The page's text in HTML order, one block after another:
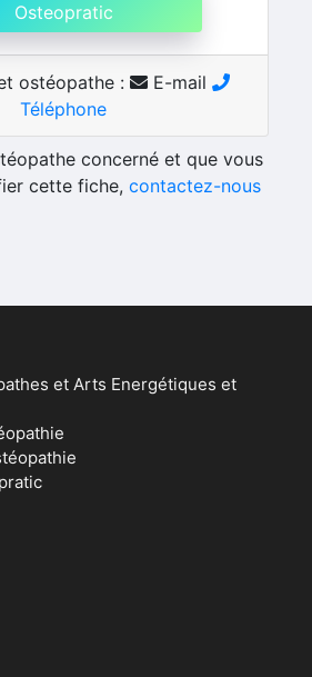
Osteopratic
ostéopathe :
E-mail
Téléphone
concerné et que vous
cette fiche, contactez-nous
et Arts Energétiques et